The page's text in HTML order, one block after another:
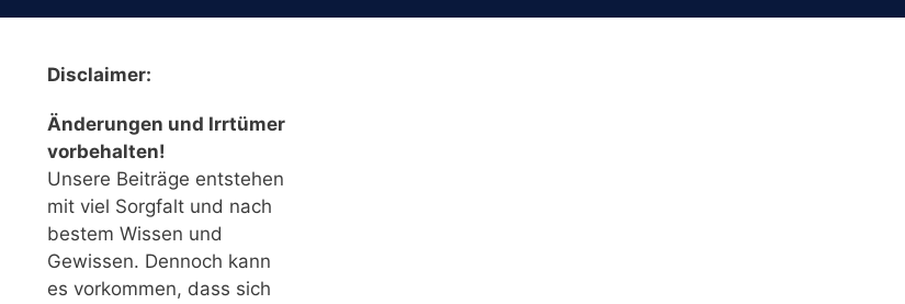
Disclaimer:
Änderungen und Irrtümer
vorbehalten!
Unsere Beiträge entstehen
mit viel Sorgfalt und nach
bestem Wissen und
Gewissen. Dennoch kann
es vorkommen, dass sich